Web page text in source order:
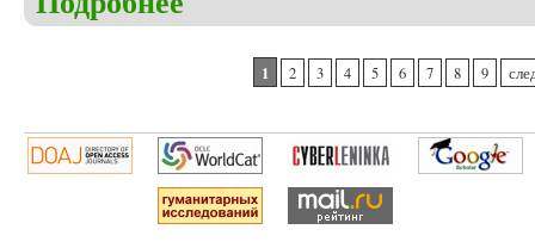
1 2 3 4 5 6 7 8 9